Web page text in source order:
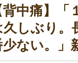
背中痛】
久しぶり。
ない。」